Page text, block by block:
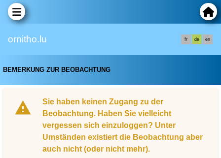
ornitho.lu fr de en
BEMERKUNG ZUR BEOBACHTUNG
Sie haben keinen Zugang zu der
Beobachtung. Haben Sie vielleicht
vergessen sich einzuloggen? Unter
Umständen existiert die Beobachtung aber
auch nicht (oder nicht mehr).